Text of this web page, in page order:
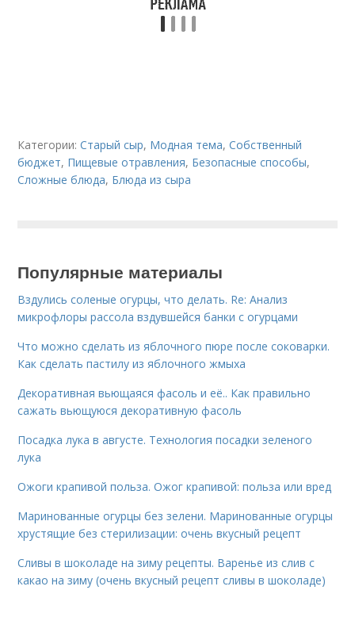
Категории:Старый сыр, Модная тема,Собственный
бюджет, Пищевые отравления, Безопасные способы,
Сложные блюда, Блюда из сыра
Популярные материалы
Вздулись соленые огурцы, что делать. Re: Анализ
микрофлоры рассола вздувшейся банки с огурцами
Что можно сделать из яблочного пюре после соковарки.
Как сделать пастилу из яблочного жмыха
Декоративная вьющаяся фасоль и её.. Как правильно
сажать вьющуюся декоративную фасоль
Посадка лука в августе. Технология посадки зеленого
лука
Ожоги крапивой польза. Ожог крапивой: польза или вред
Маринованные огурцы без зелени. Маринованные огурцы
хрустящие без стерилизации: очень вкусный рецепт
Сливы в шоколаде на зиму рецепты. Варенье из слив с
какао на зиму (очень вкусный рецепт сливы в шоколаде)